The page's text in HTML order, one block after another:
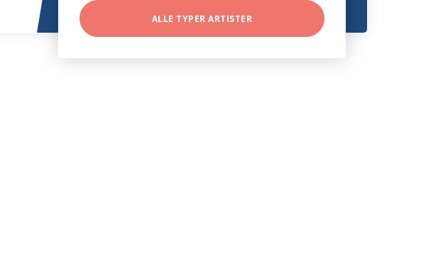
ALLE TYPER ARTISTER